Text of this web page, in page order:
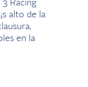
Racing
alto de la
en la